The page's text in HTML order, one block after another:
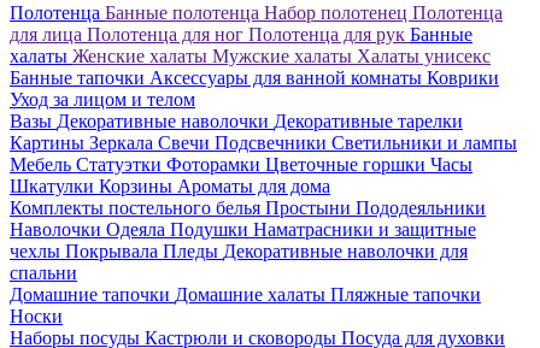
Полотенца Банные полотенца Набор полотенец Полотенца
для лица Полотенца для ног Полотенца для рук Банные
халаты Женские халаты Мужские халаты Халаты унисекс
Банные тапочки Аксессуары для ванной комнаты Коврики
Уход за лицом и телом
Вазы Декоративные наволочки Декоративные тарелки
Картины Зеркала Свечи Подсвечники Светильники и лампы
Мебель Статуэтки Фоторамки Цветочные горшки Часы
Шкатулки Корзины Ароматы для дома
Комплекты постельного белья Простыни Пододеяльники
Наволочки Одеяла Подушки Наматрасники и защитные
чехлы Покрывала Пледы Декоративные наволочки для
спальни
Домашние тапочки Домашние халаты Пляжные тапочки
Носки
Наборы посуды Кастрюли и сковороды Посуда для духовки